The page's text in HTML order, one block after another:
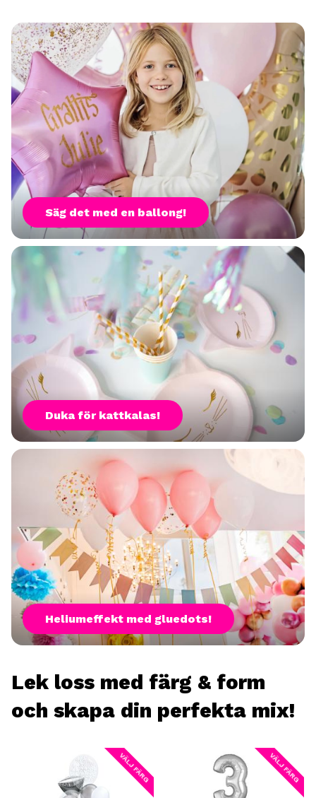
Säg det med en ballong!
Duka för kattkalas!
Heliumeffekt med gluedots!
Lek loss med färg & form
och skapa din perfekta mix!
VÄLJ FÄRG VÄLJ FÄRG